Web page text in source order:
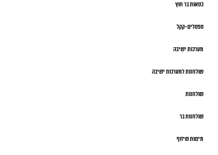
כסאות בר חוץ
ספסלים-קקל
מערכות ישיבה
שולחנות למערכות ישיבה
שולחנות
שולחנות בר
מיטות שיזוף